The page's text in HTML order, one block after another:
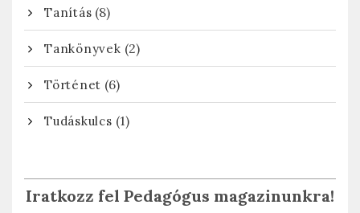
Tanítás (8)
Tankönyvek (2)
Történet (6)
Tudáskulcs (1)
Iratkozz fel Pedagógus magazinunkra!